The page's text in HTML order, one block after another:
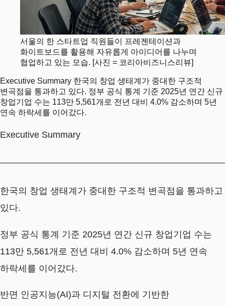
서울의 한 스타트업 직원들이 프레젠테이션과
화이트보드를 활용해 자유롭게 아이디어를 나누며
협업하고 있는 모습. [사진 = 코리아비즈니스리뷰]
Executive Summary 한국의 창업 생태계가 중대한 구조적
변곡점을 통과하고 있다. 정부 공식 통계 기준 2025년 연간 신규
창업기업 수는 113만 5,561개로 전년 대비 4.0% 감소하며 5년
연속 하락세를 이어갔다.
Executive Summary
한국의 창업 생태계가 중대한 구조적 변곡점을 통과하고
있다.
정부 공식 통계 기준 2025년 연간 신규 창업기업 수는
113만 5,561개로 전년 대비 4.0% 감소하며 5년 연속
하락세를 이어갔다.
반면 인공지능(AI)과 디지털 전환에 기반한